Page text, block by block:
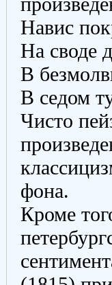
Навис
На своде
В
В седом
Чисто
фона.
Кроме